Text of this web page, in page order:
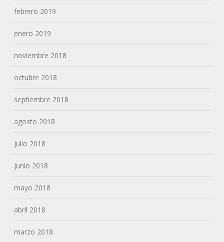
febrero 2019
enero 2019
noviembre 2018
octubre 2018
septiembre 2018
agosto 2018
julio 2018
junio 2018
mayo 2018
abril 2018
marzo 2018